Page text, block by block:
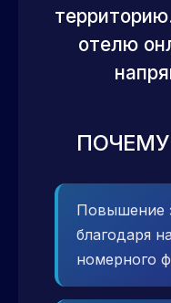
отелю
ПОЧЕМУ
Повышение
благодаря
номерного